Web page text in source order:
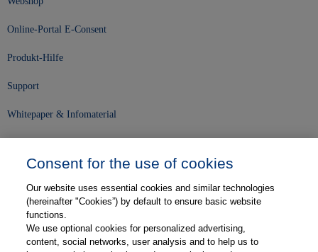
Online-Portal E-Consent
Produkt-Hilfe
Support
Whitepaper & Infomaterial
Karriere
Kontakt
Consent for the use of cookies
Our website uses essential cookies and similar technologies
(hereinafter "Cookies”) by default to ensure basic website
functions.
We use optional cookies for personalized advertising,
content, social networks, user analysis and to help us to